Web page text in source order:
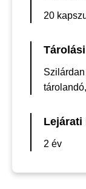
20
Szilárdan
Lejárati
2 év